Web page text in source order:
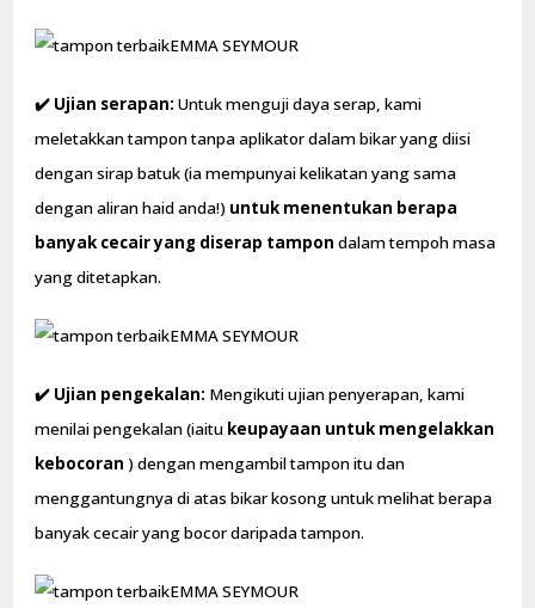
EMMA SEYMOUR
✔️ Ujian serapan: Untuk menguji daya serap, kami
meletakkan tampon tanpa aplikator dalam bikar yang diisi
dengan sirap batuk (ia mempunyai kelikatan yang sama
dengan aliran haid anda!) untuk menentukan berapa
banyak cecair yang diserap tampon dalam tempoh masa
yang ditetapkan.
EMMA SEYMOUR
✔️ Ujian pengekalan: Mengikuti ujian penyerapan, kami
menilai pengekalan (iaitu keupayaan untuk mengelakkan
kebocoran ) dengan mengambil tampon itu dan
menggantungnya di atas bikar kosong untuk melihat berapa
banyak cecair yang bocor daripada tampon.
EMMA SEYMOUR